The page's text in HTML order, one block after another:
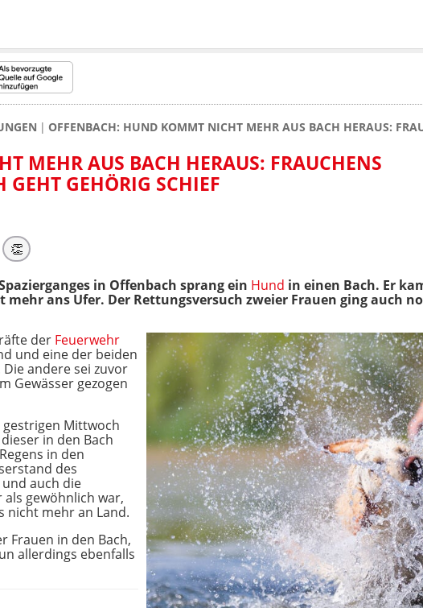
OFFENBACH: HUND KOMMT NICHT MEHR AUS BACH HERAUS:
MEHR AUS BACH HERAUS: FRAUCHENS
GEHT GEHÖRIG SCHIEF
👏
in Offenbach sprang ein Hund in einen Bach. Er
ans Ufer. Der Rettungsversuch zweier Frauen ging auch
der Feuerwehr
und eine der beiden
andere sei zuvor
Gewässer gezogen
Mittwoch
in den Bach
in den
des
auch die
gewöhnlich war,
nicht mehr an Land.
Frauen in den Bach,
allerdings ebenfalls